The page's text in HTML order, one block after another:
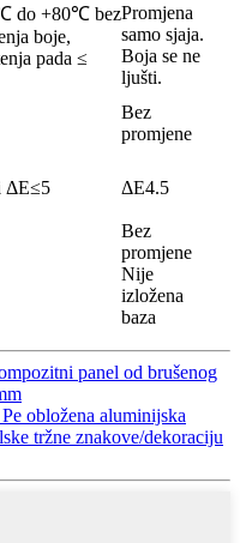
do +80℃ bez
boje,
pada ≤
Promjena
samo sjaja.
Boja se ne
ljušti.
Bez
promjene
ΔE≤5 ΔE4.5
Bez
promjene
Nije
izložena
baza
panel od brušenog
obložena aluminijska
tržne znakove/dekoraciju